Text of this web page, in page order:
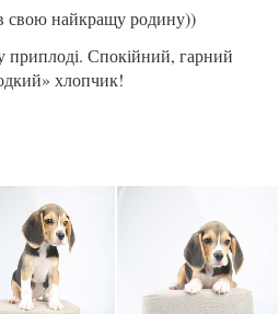
найкращу родину))
Спокійний, гарний
хлопчик!